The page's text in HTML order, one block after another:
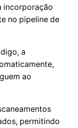
incorporação
no pipeline de
a
ao
permitindo